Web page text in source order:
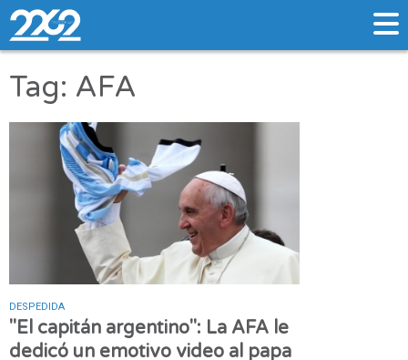
Tag: AFA
DESPEDIDA
"El capitán argentino": La AFA le
dedicó un emotivo video al papa